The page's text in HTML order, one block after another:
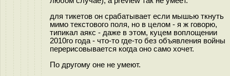
для тикетов он срабатывает если мышью ткнуть
мимо текстового поля, но в целом - я ж говорю,
типикал аякс - даже в этом, куцем воплощении
2010го года - что-то где-то без объявления войны
перерисовывается когда оно само хочет.
По другому оне не умеют.